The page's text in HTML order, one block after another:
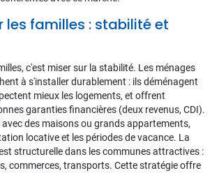
les familles : stabilité et
c'est miser sur la stabilité. Les ménages
à s'installer durablement : ils déménagent
mieux les logements, et offrent
garanties financières (deux revenus, CDI).
avec des maisons ou grands appartements,
locative et les périodes de vacance. La
structurelle dans les communes attractives :
commerces, transports. Cette stratégie offre